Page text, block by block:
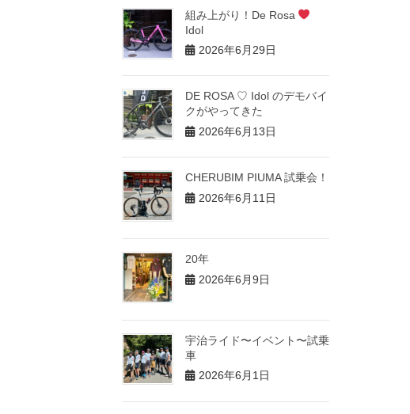
組み上がり！De Rosa
Idol
2026年6月29日
DE ROSA ♡ Idol のデモバイ
クがやってきた
2026年6月13日
CHERUBIM PIUMA 試乗会！
2026年6月11日
20年
2026年6月9日
宇治ライド〜イベント〜試乗
車
2026年6月1日